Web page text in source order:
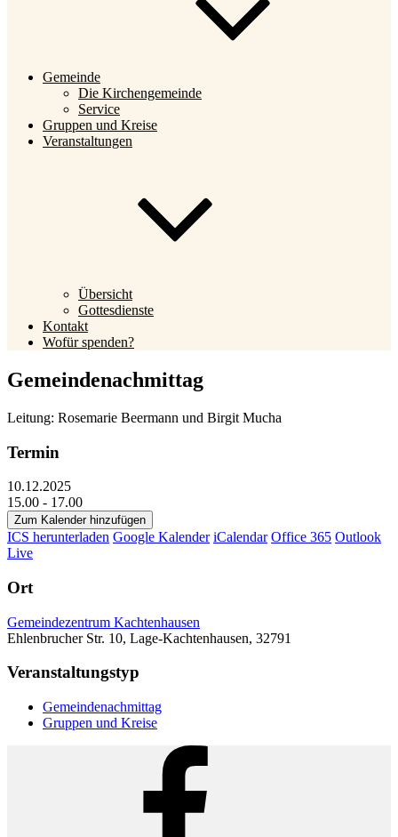
Gemeinde
Die Kirchengemeinde
Service
Gruppen und Kreise
Veranstaltungen
Übersicht
Gottesdienste
Kontakt
Wofür spenden?
Gemeindenachmittag
Leitung: Rosemarie Beermann und Birgit Mucha
Termin
10.12.2025
15.00 - 17.00
Zum Kalender hinzufügen
ICS herunterladen Google Kalender iCalendar Office 365 Outlook
Live
Ort
Gemeindezentrum Kachtenhausen
Ehlenbrucher Str. 10, Lage-Kachtenhausen, 32791
Veranstaltungstyp
Gemeindenachmittag
Gruppen und Kreise